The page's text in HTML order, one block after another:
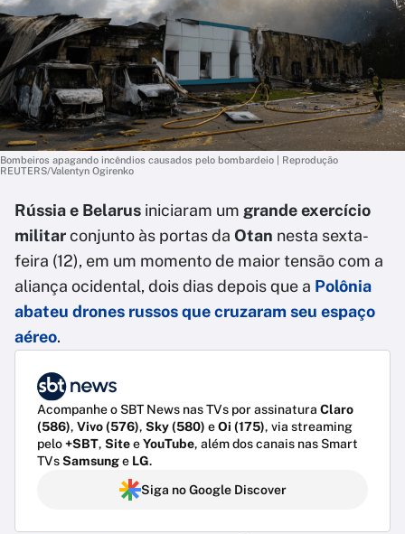
Bombeiros apagando incêndios causados pelo bombardeio | Reprodução
REUTERS/Valentyn Ogirenko
Rússia e Belarus iniciaram um grande exercício
militarconjunto às portas da Otan nesta sexta-
feira (12), em um momento de maior tensão com a
aliança ocidental, dois dias depois que a Polônia
abateu drones russos que cruzaram seu espaço
aéreo.
Acompanhe o SBT News nas TVs por assinatura Claro
(586), Vivo (576), Sky (580) eOi (175), via streaming
pelo+SBT, SiteeYouTube, além dos canais nas Smart
TVsSamsunge LG.
Siga no Google Discover